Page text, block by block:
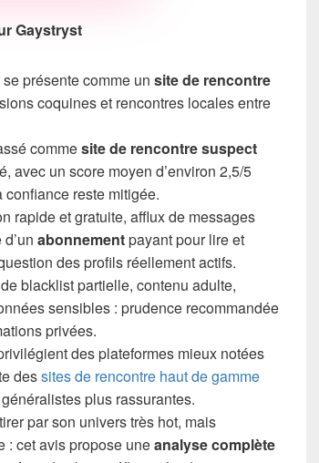
Gaystryst
présente comme un site de rencontre
coquines et rencontres locales entre
commesite de rencontre suspect
avec un score moyen d’environ 2,5/5
reste mitigée.
rapide et gratuite, afflux de messages
abonnementpayant pour lire et
des profils réellement actifs.
blacklist partielle, contenu adulte,
sensibles : prudence recommandée
privées.
des plateformes mieux notées
dessites de rencontre haut de gamme
plus rassurantes.
par son univers très hot, mais
: cet avis propose uneanalyse complète